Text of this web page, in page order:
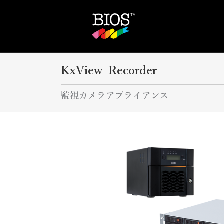
KxView Recorder
監視カメラアプライアンス